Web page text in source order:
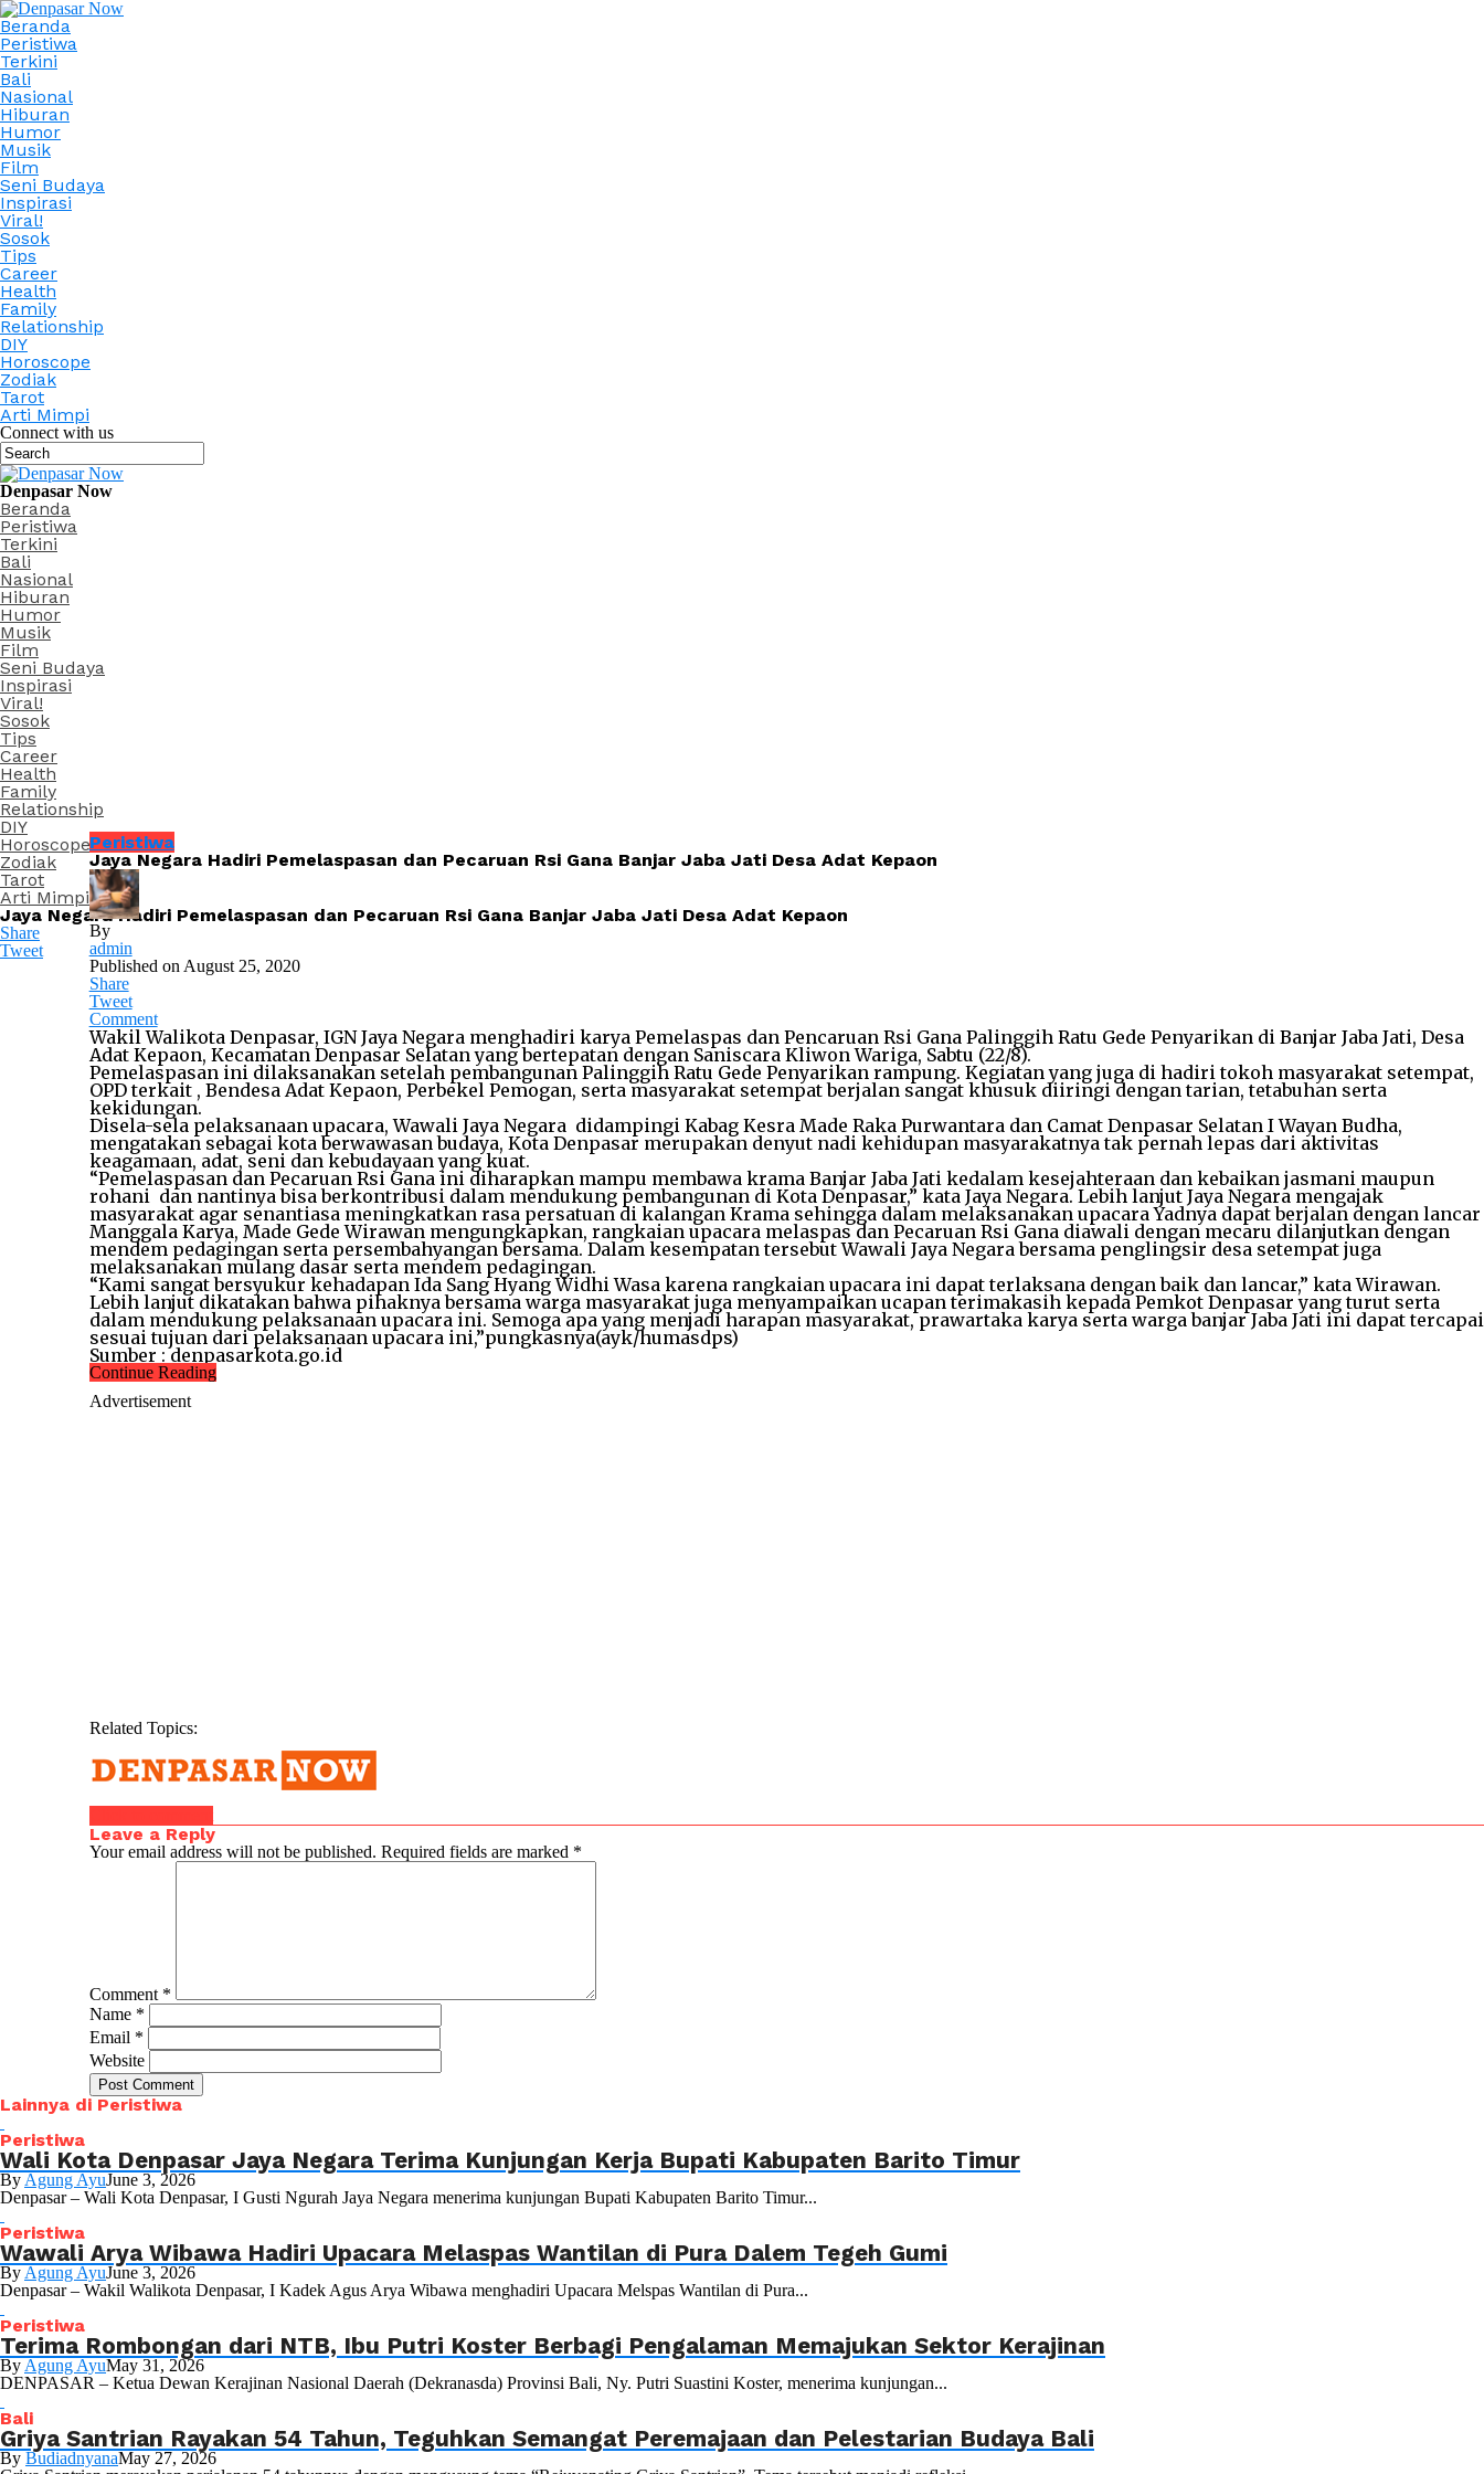
Beranda
Peristiwa
Terkini
Bali
Nasional
Hiburan
Humor
Musik
Film
Seni Budaya
Inspirasi
Viral!
Sosok
Tips
Career
Health
Family
Relationship
DIY
Horoscope
Zodiak
Tarot
Arti Mimpi
Connect with us
Denpasar Now
Beranda
Peristiwa
Terkini
Bali
Nasional
Hiburan
Humor
Musik
Film
Seni Budaya
Inspirasi
Viral!
Sosok
Tips
Career
Health
Family
Relationship
DIY
Horoscope
Zodiak
Tarot
Arti Mimpi
Jaya Negara Hadiri Pemelaspasan dan Pecaruan Rsi Gana Banjar Jaba Jati Desa Adat Kepaon
Share
Tweet
Peristiwa
Jaya Negara Hadiri Pemelaspasan dan Pecaruan Rsi Gana Banjar Jaba Jati Desa Adat Kepaon
By
admin
Published on August 25, 2020
Share
Tweet
Comment
Wakil Walikota Denpasar, IGN Jaya Negara menghadiri karya Pemelaspas dan Pencaruan Rsi Gana Palinggih Ratu Gede Penyarikan di Banjar Jaba Jati, Desa
Adat Kepaon, Kecamatan Denpasar Selatan yang bertepatan dengan Saniscara Kliwon Wariga, Sabtu (22/8).
Pemelaspasan ini dilaksanakan setelah pembangunan Palinggih Ratu Gede Penyarikan rampung. Kegiatan yang juga di hadiri tokoh masyarakat setempat,
OPD terkait , Bendesa Adat Kepaon, Perbekel Pemogan, serta masyarakat setempat berjalan sangat khusuk diiringi dengan tarian, tetabuhan serta
kekidungan.
Disela-sela pelaksanaan upacara, Wawali Jaya Negara didampingi Kabag Kesra Made Raka Purwantara dan Camat Denpasar Selatan I Wayan Budha,
mengatakan sebagai kota berwawasan budaya, Kota Denpasar merupakan denyut nadi kehidupan masyarakatnya tak pernah lepas dari aktivitas
keagamaan, adat, seni dan kebudayaan yang kuat.
“Pemelaspasan dan Pecaruan Rsi Gana ini diharapkan mampu membawa krama Banjar Jaba Jati kedalam kesejahteraan dan kebaikan jasmani maupun
rohani dan nantinya bisa berkontribusi dalam mendukung pembangunan di Kota Denpasar,” kata Jaya Negara. Lebih lanjut Jaya Negara mengajak
masyarakat agar senantiasa meningkatkan rasa persatuan di kalangan Krama sehingga dalam melaksanakan upacara Yadnya dapat berjalan dengan lancar
Manggala Karya, Made Gede Wirawan mengungkapkan, rangkaian upacara melaspas dan Pecaruan Rsi Gana diawali dengan mecaru dilanjutkan dengan
mendem pedagingan serta persembahyangan bersama. Dalam kesempatan tersebut Wawali Jaya Negara bersama penglingsir desa setempat juga
melaksanakan mulang dasar serta mendem pedagingan.
“Kami sangat bersyukur kehadapan Ida Sang Hyang Widhi Wasa karena rangkaian upacara ini dapat terlaksana dengan baik dan lancar,” kata Wirawan.
Lebih lanjut dikatakan bahwa pihaknya bersama warga masyarakat juga menyampaikan ucapan terimakasih kepada Pemkot Denpasar yang turut serta
dalam mendukung pelaksanaan upacara ini. Semoga apa yang menjadi harapan masyarakat, prawartaka karya serta warga banjar Jaba Jati ini dapat tercapai
sesuai tujuan dari pelaksanaan upacara ini,”pungkasnya(ayk/humasdps)
Sumber : denpasarkota.go.id
Continue Reading
Advertisement
Related Topics:
Leave a Reply
Your email address will not be published. Required fields are marked *
Comment *
Name *
Email *
Website
Lainnya di Peristiwa
Peristiwa
Wali Kota Denpasar Jaya Negara Terima Kunjungan Kerja Bupati Kabupaten Barito Timur
By Agung AyuJune 3, 2026
Denpasar – Wali Kota Denpasar, I Gusti Ngurah Jaya Negara menerima kunjungan Bupati Kabupaten Barito Timur...
Peristiwa
Wawali Arya Wibawa Hadiri Upacara Melaspas Wantilan di Pura Dalem Tegeh Gumi
By Agung AyuJune 3, 2026
Denpasar – Wakil Walikota Denpasar, I Kadek Agus Arya Wibawa menghadiri Upacara Melspas Wantilan di Pura...
Peristiwa
Terima Rombongan dari NTB, Ibu Putri Koster Berbagi Pengalaman Memajukan Sektor Kerajinan
By Agung AyuMay 31, 2026
DENPASAR – Ketua Dewan Kerajinan Nasional Daerah (Dekranasda) Provinsi Bali, Ny. Putri Suastini Koster, menerima kunjungan...
Bali
Griya Santrian Rayakan 54 Tahun, Teguhkan Semangat Peremajaan dan Pelestarian Budaya Bali
By BudiadnyanaMay 27, 2026